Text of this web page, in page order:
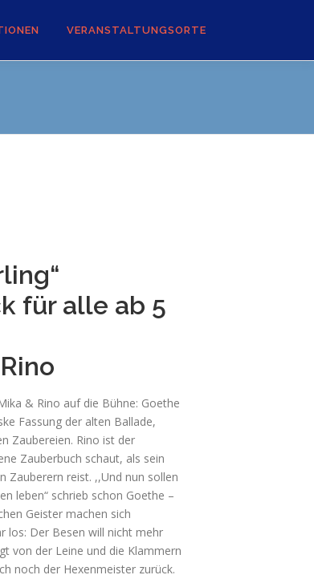
VERANSTALTUNGSORTE
für alle ab 5
& Rino auf die Bühne: Goethe
Fassung der alten Ballade,
Zaubereien. Rino ist der
Zauberbuch schaut, als sein
Zauberern reist. ,,Und nun sollen
leben“ schrieb schon Goethe –
Geister machen sich
los: Der Besen will nicht mehr
von der Leine und die Klammern
noch der Hexenmeister zurück.